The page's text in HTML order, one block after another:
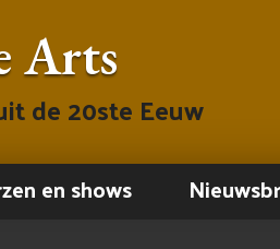
Arts
de 20ste Eeuw
en shows